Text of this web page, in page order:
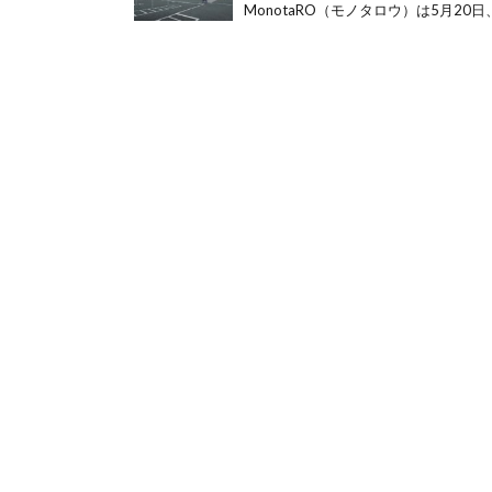
MonotaRO（モノタロウ）は5月20日